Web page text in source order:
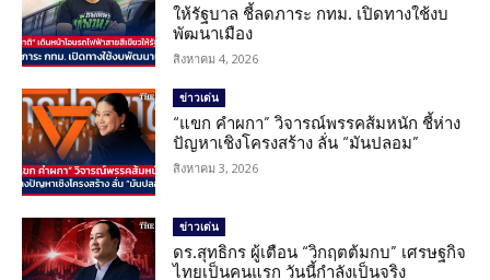
ให้รัฐบาล ชี้ลดภาระ กทม. เปิดทางใช้งบ
พัฒนาเมือง
สิงหาคม 4, 2026
ข่าวเด่น
“แขก คำผกา” วิจารณ์พรรคส้มหนัก ชี้ห่าง
ปัญหาเชิงโครงสร้าง ลั่น “มันปลอม”
สิงหาคม 3, 2026
ข่าวเด่น
ดร.สุทธิกร ผู้เตือน “วิกฤตต้มกบ” เศรษฐกิจ
ไทยเป็นคนแรก วันนี้กำลังเป็นจริง